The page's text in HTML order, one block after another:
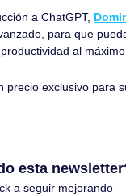
a ChatGPT,
para que
al máximo
precio exclusivo para
esta
a seguir mejorando